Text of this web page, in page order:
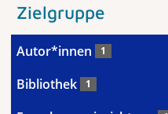
Zielgruppe
Autor*innen 1
Bibliothek 1